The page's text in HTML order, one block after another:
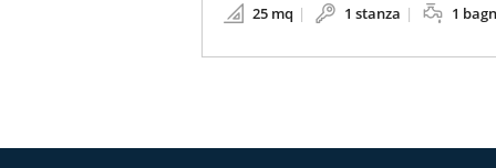
25 mq
1 stanza 1